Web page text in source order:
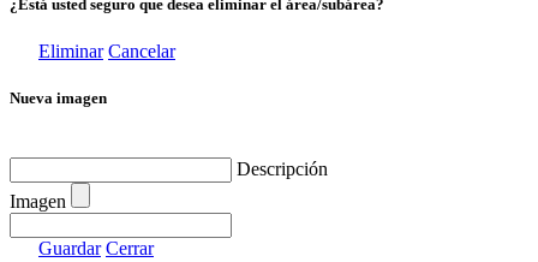
¿Está usted seguro que desea eliminar el área/subárea?
Eliminar Cancelar
Nueva imagen
Descripción
Imagen
Guardar Cerrar